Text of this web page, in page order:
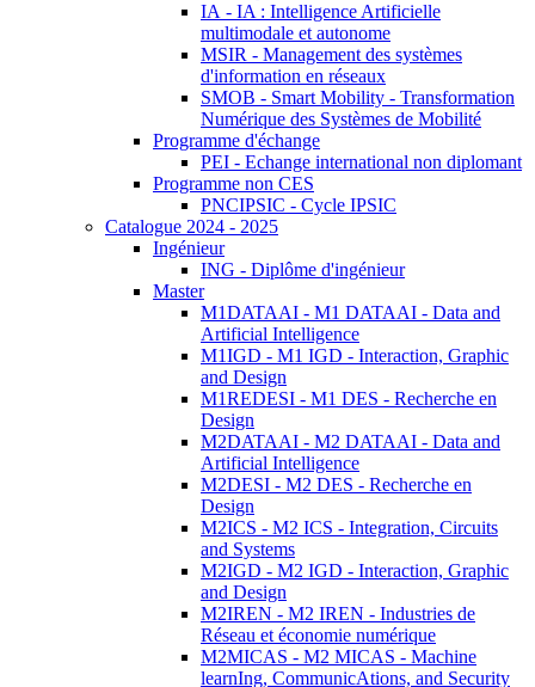
IA - IA : Intelligence Artificielle
multimodale et autonome
MSIR - Management des systèmes
d'information en réseaux
SMOB - Smart Mobility - Transformation
Numérique des Systèmes de Mobilité
Programme d'échange
PEI - Echange international non diplomant
Programme non CES
PNCIPSIC - Cycle IPSIC
Catalogue 2024 - 2025
Ingénieur
ING - Diplôme d'ingénieur
Master
M1DATAAI - M1 DATAAI - Data and
Artificial Intelligence
M1IGD - M1 IGD - Interaction, Graphic
and Design
M1REDESI - M1 DES - Recherche en
Design
M2DATAAI - M2 DATAAI - Data and
Artificial Intelligence
M2DESI - M2 DES - Recherche en
Design
M2ICS - M2 ICS - Integration, Circuits
and Systems
M2IGD - M2 IGD - Interaction, Graphic
and Design
M2IREN - M2 IREN - Industries de
Réseau et économie numérique
M2MICAS - M2 MICAS - Machine
learnIng, CommunicAtions, and Security